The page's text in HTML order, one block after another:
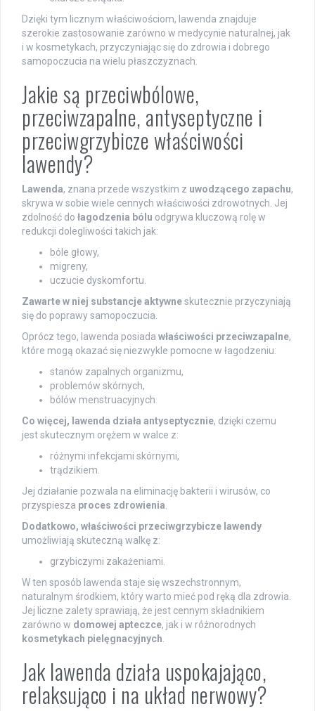
Dzięki tym licznym właściwościom, lawenda znajduje
szerokie zastosowanie zarówno w medycynie naturalnej, jak
i w kosmetykach, przyczyniając się do zdrowia i dobrego
samopoczucia na wielu płaszczyznach.
Jakie są przeciwbólowe,
przeciwzapalne, antyseptyczne i
przeciwgrzybicze właściwości
lawendy?
Lawenda, znana przede wszystkim z uwodzącego zapachu,
skrywa w sobie wiele cennych właściwości zdrowotnych. Jej
zdolność do łagodzenia bólu odgrywa kluczową rolę w
redukcji dolegliwości takich jak:
bóle głowy,
migreny,
uczucie dyskomfortu.
Zawarte w niej substancje aktywneskutecznie przyczyniają
się do poprawy samopoczucia.
Oprócz tego, lawenda posiada właściwości przeciwzapalne,
które mogą okazać się niezwykle pomocne w łagodzeniu:
stanów zapalnych organizmu,
problemów skórnych,
bólów menstruacyjnych.
Co więcej, lawenda działa antyseptycznie, dzięki czemu
jest skutecznym orężem w walce z:
różnymi infekcjami skórnymi,
trądzikiem.
Jej działanie pozwala na eliminację bakterii i wirusów, co
przyspiesza proces zdrowienia
Dodatkowo, właściwości przeciwgrzybicze lawendy
umożliwiają skuteczną walkę z:
grzybiczymi zakażeniami.
W ten sposób lawenda staje się wszechstronnym,
naturalnym środkiem, który warto mieć pod ręką dla zdrowia.
Jej liczne zalety sprawiają, że jest cennym składnikiem
zarówno w domowej apteczce, jak i w różnorodnych
kosmetykach pielęgnacyjnych
Jak lawenda działa uspokajająco,
relaksująco i na układ nerwowy?